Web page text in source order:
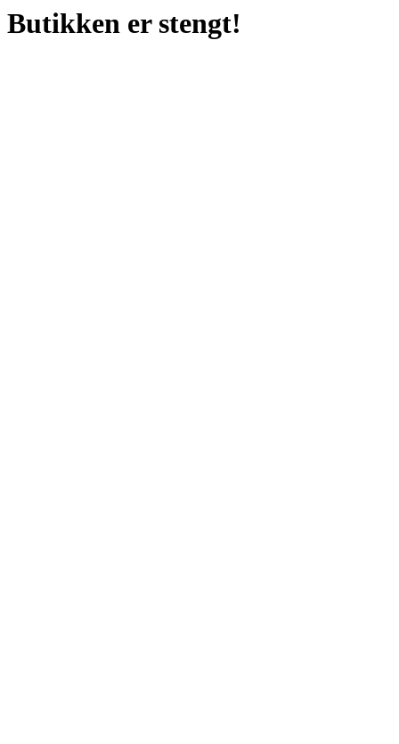
Butikken er stengt!